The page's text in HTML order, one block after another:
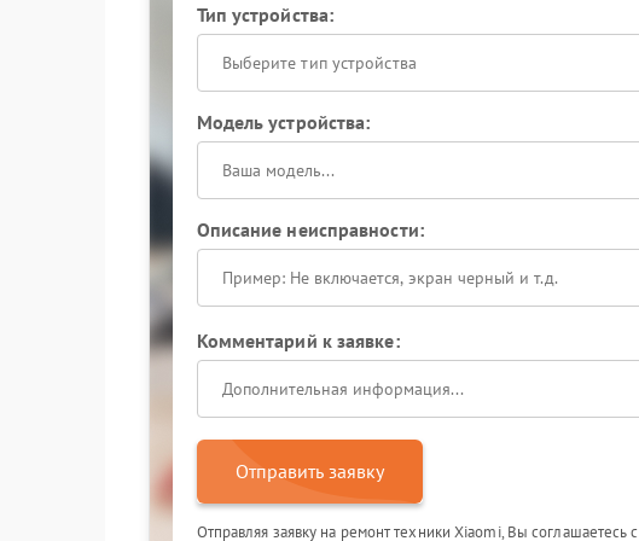
Тип устройства:
Выберите тип устройства
Модель устройства:
Описание неисправности:
Комментарий к заявке:
Отправить заявку
Отправляя заявку на ремонт техники Xiaomi, Вы соглашаетесь с